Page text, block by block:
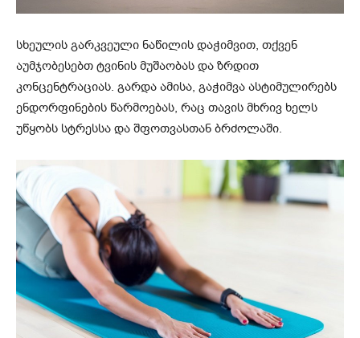
სხეულის გარკვეული ნაწილის დაჭიმვით, თქვენ
აუმჯობესებთ ტვინის მუშაობას და ზრდით
კონცენტრაციას. გარდა ამისა, გაჭიმვა ასტიმულირებს
ენდორფინების წარმოებას, რაც თავის მხრივ ხელს
უწყობს სტრესსა და შფოთვასთან ბრძოლაში.